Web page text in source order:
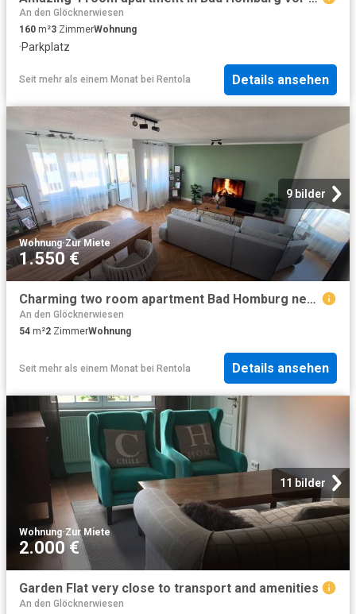
An den Glöcknerwiesen
160 m²3 ZimmerWohnung
·Parkplatz
Seit mehr als einem Monat bei Rentola Details ansehen
9 bilder
Wohnung·Zur Miete
1.550 €
Charming two room apartment Bad Homburg near Frankfurt
An den Glöcknerwiesen
54 m²2 ZimmerWohnung
Seit mehr als einem Monat bei Rentola Details ansehen
11 bilder
Wohnung·Zur Miete
2.000 €
Garden Flat very close to transport and amenities
An den Glöcknerwiesen